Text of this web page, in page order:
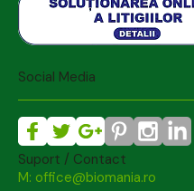
Social Media
Suport / Contact
M: office@biomania.ro